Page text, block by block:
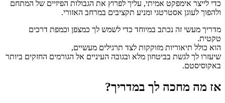
כדי לייצר אימפקט אמיתי, עליך לפרוץ את הגבולות הפיזיים של המתחם
ולהפוך לעוגן אסטרטגי ומניע תקציבים במרחב האזורי.
מדריך מעשי זה נכתב במיוחד כדי לשמש לך כמצפן וכמפת דרכים
טקטית.
הוא כולל תיאוריות מזוקקות לצד תרגילים מעשיים,
שיעזרו לך לגשת בביטחון מלא ובגובה העיניים אל הגורמים החזקים ביותר
באקוסיסטם.
אז מה מחכה לך במדריך?